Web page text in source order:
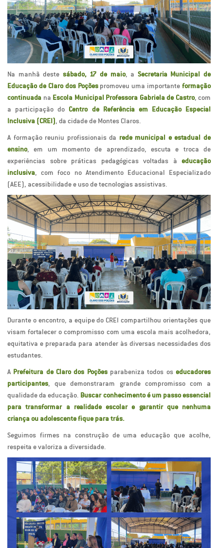
Na manhã deste sábado, 17 de maio, a Secretaria Municipal de
Educação de Claro dos Poçõespromoveu uma importante formação
continuada na Escola Municipal Professora Gabriela de Castro, com
a participação do Centro de Referência em Educação Especial
Inclusiva (CREI), da cidade de Montes Claros.
A formação reuniu profissionais da rede municipal e estadual de
ensino, em um momento de aprendizado, escuta e troca de
experiências sobre práticas pedagógicas voltadas à educação
inclusiva, com foco no Atendimento Educacional Especializado
(AEE), acessibilidade e uso de tecnologias assistivas.
Durante o encontro, a equipe do CREI compartilhou orientações que
visam fortalecer o compromisso com uma escola mais acolhedora,
equitativa e preparada para atender às diversas necessidades dos
estudantes.
A Prefeitura de Claro dos Poçõesparabeniza todos oseducadores
participantes, que demonstraram grande compromisso com a
qualidade da educação. Buscar conhecimento é um passo essencial
para transformar a realidade escolar e garantir que nenhuma
criança ou adolescente fique para trás.
Seguimos firmes na construção de uma educação que acolhe,
respeita e valoriza a diversidade.